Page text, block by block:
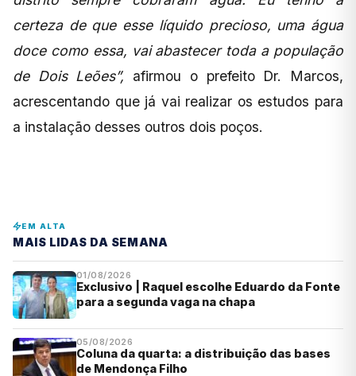
certeza de que esse líquido precioso, uma água
doce como essa, vai abastecer toda a população
de Dois Leões”, afirmou o prefeito Dr. Marcos,
acrescentando que já vai realizar os estudos para
a instalação desses outros dois poços.
EM ALTA
MAIS LIDAS DA SEMANA
01/08/2026
Exclusivo | Raquel escolhe Eduardo da Fonte
para a segunda vaga na chapa
05/08/2026
Coluna da quarta: a distribuição das bases
de Mendonça Filho